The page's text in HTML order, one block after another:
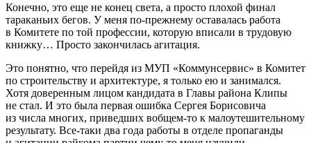
Конечно, это еще не конец света, а просто плохой финал
тараканьих бегов. У меня по-прежнему оставалась работа
в Комитете по той профессии, которую вписали в трудовую
книжку… Просто закончилась агитация.
Это понятно, что перейдя из МУП «Коммунсервис» в Комитет
по строительству и архитектуре, я только ею и занимался.
Хотя доверенным лицом кандидата в Главы района Клипы
не стал. И это была первая ошибка Сергея Борисовича
из числа многих, приведших вобщем-то к малоутешительному
результату. Все-таки два года работы в отделе пропаганды